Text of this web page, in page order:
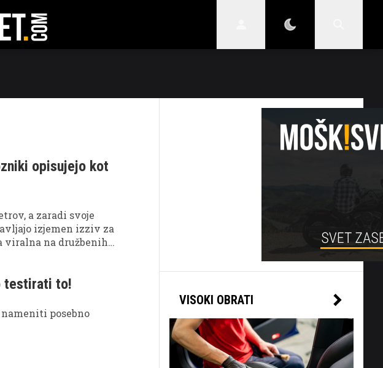
ODNOSI VARNI V PROMETU
opisujejo kot
a zaradi svoje
izjemen izziv za
viralna na družbenih
testirati to!
posebno
VISOKI OBRATI